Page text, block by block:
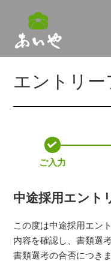
エントリー
ご入力
中途採用エント
この度は中途採用エン
内容を確認し、書類選
書類選考の合否につき